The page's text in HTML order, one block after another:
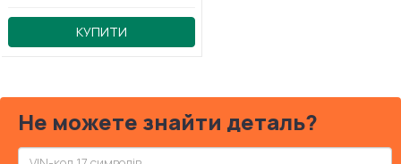
КУПИТИ
Не можете знайти деталь?